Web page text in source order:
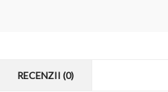
RECENZII (0)